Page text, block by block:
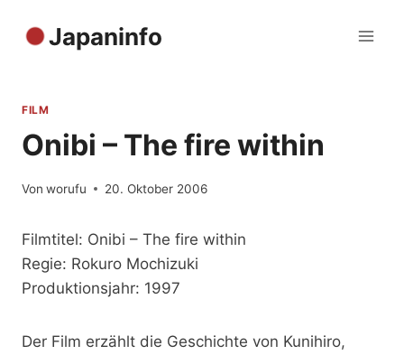
Inhalt
Japaninfo
FILM
Onibi – The fire within
Von worufu 20. Oktober 2006
Filmtitel: Onibi – The fire within
Regie: Rokuro Mochizuki
Produktionsjahr: 1997
Der Film erzählt die Geschichte von Kunihiro,